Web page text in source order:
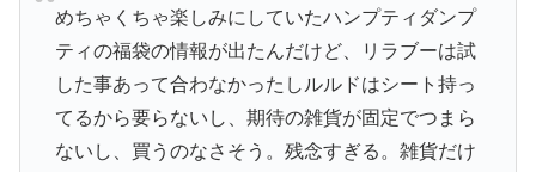
めちゃくちゃ楽しみにしていたハンプティダンプ
ティの福袋の情報が出たんだけど、リラブーは試
した事あって合わなかったしルルドはシート持っ
てるから要らないし、期待の雑貨が固定でつまら
ないし、買うのなさそう。残念すぎる。雑貨だけ